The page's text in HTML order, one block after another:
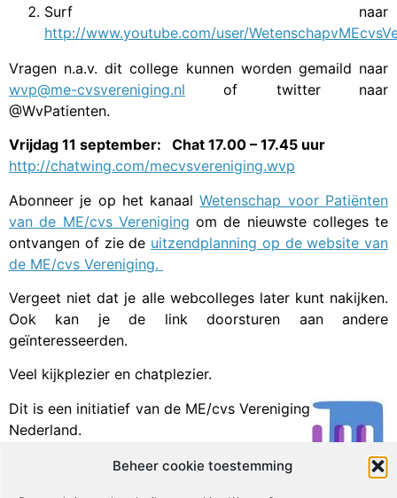
Beheer cookie toestemming
Surf naar
http://www.youtube.com/user/
Vragen n.a.v. dit college kunnen worden gemaild naar
wvp@me-cvsvereniging.nl of twitter naar
@WvPatienten.
Vrijdag 11 september: Chat 17.00 – 17.45 uur
http://chatwing.com/mecvsvereniging.wvp
Abonneer je op het kanaalWetenschap voor Patiënten
van de ME/cvs Vereniging om de nieuwste colleges te
ontvangen of zie de uitzendplanning op de website van
de ME/cvs Vereniging.
Vergeet niet dat je alle webcolleges later kunt nakijken.
Ook kan je de link doorsturen aan andere
geïnteresseerden.
Veel kijkplezier en chatplezier.
Dit is een initiatief van de ME/cvs Vereniging
Nederland.